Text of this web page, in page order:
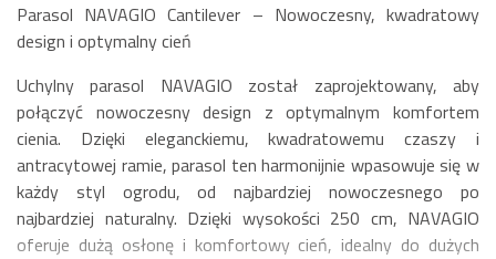
Parasol NAVAGIO Cantilever – Nowoczesny, kwadratowy
design i optymalny cień
Uchylny parasol NAVAGIO został zaprojektowany, aby
połączyć nowoczesny design z optymalnym komfortem
cienia. Dzięki eleganckiemu, kwadratowemu czaszy i
antracytowej ramie, parasol ten harmonijnie wpasowuje się w
każdy styl ogrodu, od najbardziej nowoczesnego po
najbardziej naturalny. Dzięki wysokości 250 cm, NAVAGIO
oferuje dużą osłonę i komfortowy cień, idealny do dużych